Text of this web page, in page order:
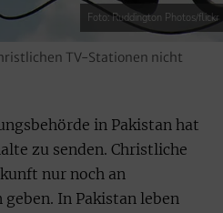
Foto: Ruddington Photos/flickr
TV-Stationen nicht
in Pakistan hat
zu senden. Christliche
nur noch an
In Pakistan leben